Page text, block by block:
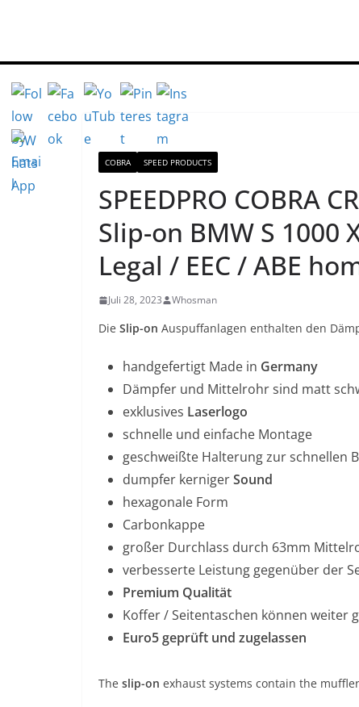
COBRA SPEED PRODUCTS
SPEEDPRO COBRA
Slip-on BMW S 1000
Legal / EEC / ABE
Juli 28, 2023 Whosman
Die Slip-on Auspuffanlagen enthalten den
handgefertigt Made in Germany
Dämpfer und Mittelrohr sind matt
exklusives Laserlogo
schnelle und einfache Montage
geschweißte Halterung zur schnellen
dumpfer kernigerSound
hexagonale Form
Carbonkappe
großer Durchlass durch 63mm
verbesserte Leistung gegenüber der
Premium Qualität
Koffer / Seitentaschen können weiter
Euro5 geprüft und zugelassen
The slip-on exhaust systems contain the